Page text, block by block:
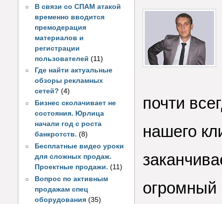
В связи со СПАМ атакой
временно вводится
премодерация
материалов и
регистрации
пользователей(11)
Где найти актуальные
обзоры рекламных
сетей? (4)
Бизнес сколачивает не
состояния. Юрлица
начали год с роста
банкротств. (8)
Бесплатные видео уроки
для сложных продаж.
Проектные продажи. (11)
Вопрос по активным
продажам спец
оборудования (35)
почти
нашего
огромный